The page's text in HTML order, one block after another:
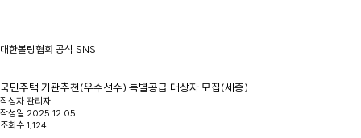
대한볼링협회 공식 SNS
국민주택 기관추천(우수선수) 특별공급 대상자 모집(세종)
작성자 관리자
작성일 2025.12.05
조회수 1,124